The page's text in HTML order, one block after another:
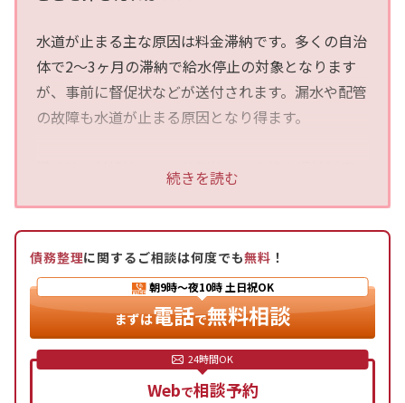
水道が止まる主な原因は料金滞納です。多くの自治
体で2〜3ヶ月の滞納で給水停止の対象となります
が、事前に督促状などが送付されます。漏水や配管
の故障も水道が止まる原因となり得ます。
滞納時の対処法には、分割払いの交渉や福祉制度の
付制度が利用できる場合があります。
水道料金の支払いをクレジット払いに設定していた
場合は、滞納するとブラックリストに登録されるリ
スクがあります。
続きを読む
債務整理に関するご相談は何度でも無料 ！
朝9時～夜10時 土日祝OK
まずは電話で無料相談
Webで相談予約